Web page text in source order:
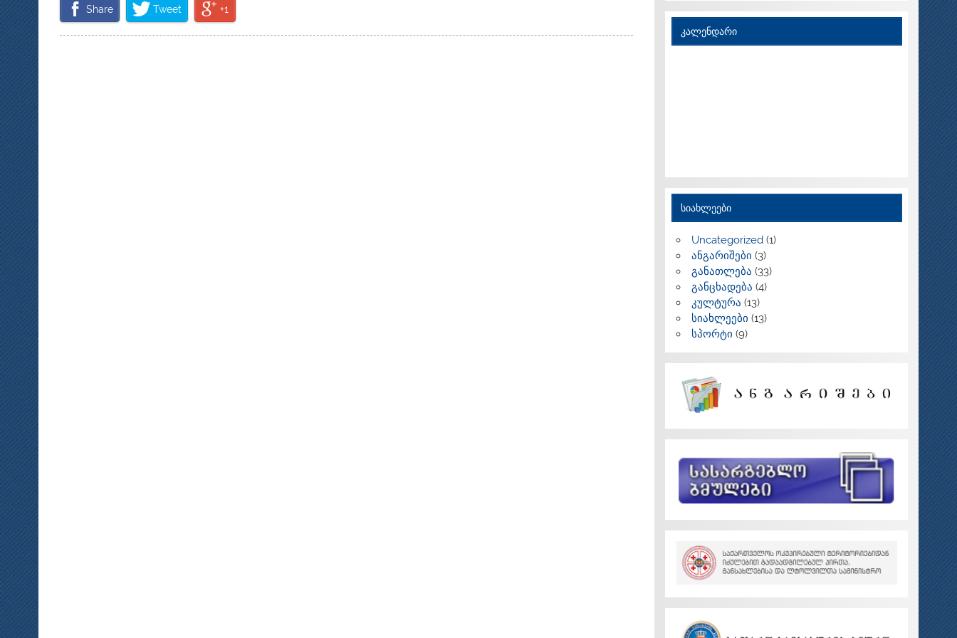
Share Tweet +1
კალენდარი
სიახლეები
Uncategorized(1)
ანგარიშები (3)
განათლება (33)
განცხადება (4)
კულტურა (13)
სიახლეები (13)
სპორტი (9)